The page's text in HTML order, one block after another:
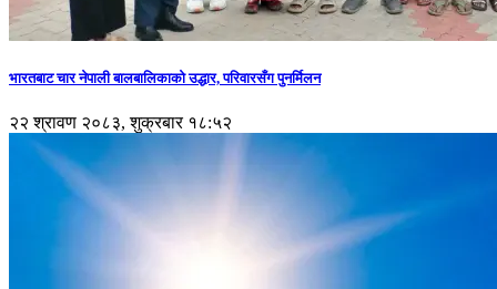
भारतबाट चार नेपाली बालबालिकाको उद्धार, परिवारसँग पुनर्मिलन
२२ श्रावण २०८३, शुक्रबार १८:५२